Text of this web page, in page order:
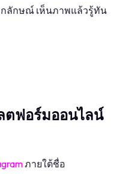
กลักษณ์ เห็นภาพแล้วรู้ทัน
ตฟอร์มออนไลน์
ภายใต้ชื่อ